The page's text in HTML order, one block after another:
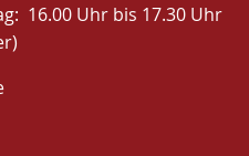
16.00 Uhr bis 17.30 Uhr